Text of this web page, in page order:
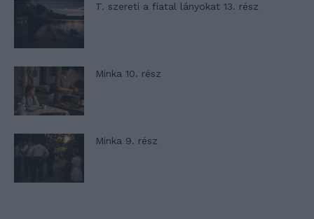
T. szereti a fiatal lányokat 13. rész
Minka 10. rész
Minka 9. rész